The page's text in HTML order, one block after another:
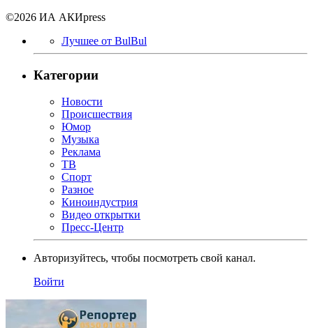
©2026 ИА АКИpress
Лучшее от BulBul
Категории
Новости
Происшествия
Юмор
Музыка
Реклама
ТВ
Спорт
Разное
Киноиндустрия
Видео открытки
Пресс-Центр
Авторизуйтесь, чтобы посмотреть свой канал.
Войти